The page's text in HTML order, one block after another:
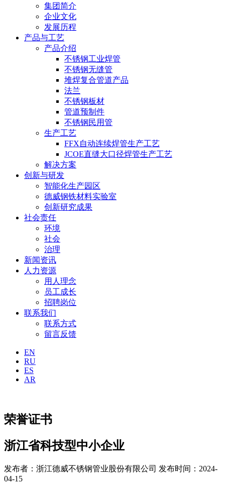
集团简介
企业文化
发展历程
产品与工艺
产品介绍
不锈钢工业焊管
不锈钢无缝管
堆焊复合管道产品
法兰
不锈钢板材
管道预制件
不锈钢民用管
生产工艺
FFX自动连续焊管生产工艺
JCOE直缝大口径焊管生产工艺
解决方案
创新与研发
智能化生产园区
德威钢铁材料实验室
创新研究成果
社会责任
环境
社会
治理
新闻资讯
人力资源
用人理念
员工成长
招聘岗位
联系我们
联系方式
留言反馈
EN
RU
ES
AR
荣誉证书
浙江省科技型中小企业
发布者：浙江德威不锈钢管业股份有限公司 发布时间：2024-
04-15